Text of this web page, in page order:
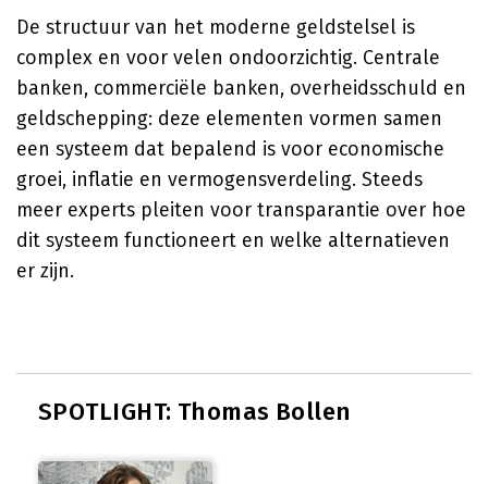
De structuur van het moderne geldstelsel is
complex en voor velen ondoorzichtig. Centrale
banken, commerciële banken, overheidsschuld en
geldschepping: deze elementen vormen samen
een systeem dat bepalend is voor economische
groei, inflatie en vermogensverdeling. Steeds
meer experts pleiten voor transparantie over hoe
dit systeem functioneert en welke alternatieven
er zijn.
SPOTLIGHT: Thomas Bollen